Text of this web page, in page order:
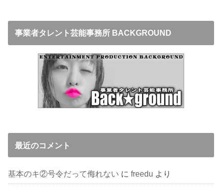
事業者タレント芸能事務所 BACKGROUND
最近のコメント
基本のキ②号令だって侮れない にfreedu より